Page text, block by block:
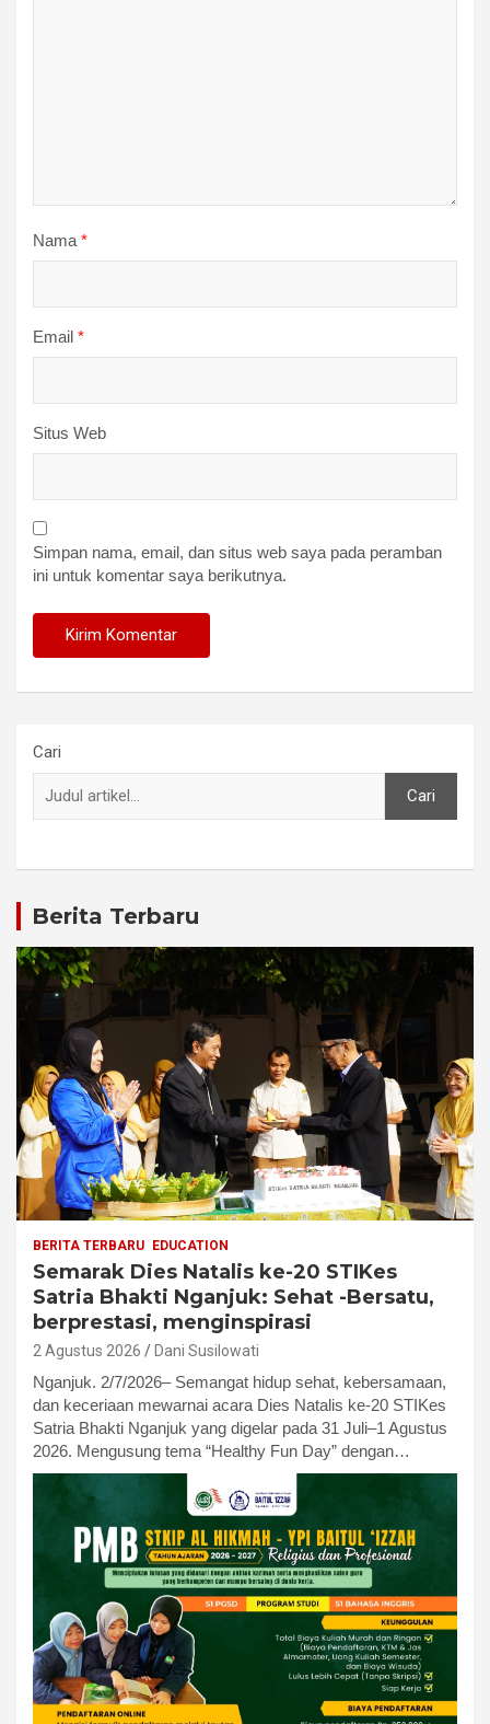
Nama *
Email *
Situs Web
Simpan nama, email, dan situs web saya pada peramban
ini untuk komentar saya berikutnya.
Cari
Cari
Berita Terbaru
BERITA TERBARU EDUCATION
Semarak Dies Natalis ke-20 STIKes
Satria Bhakti Nganjuk: Sehat -Bersatu,
berprestasi, menginspirasi
2 Agustus 2026 Dani Susilowati
Nganjuk. 2/7/2026– Semangat hidup sehat, kebersamaan,
dan keceriaan mewarnai acara Dies Natalis ke-20 STIKes
Satria Bhakti Nganjuk yang digelar pada 31 Juli–1 Agustus
2026. Mengusung tema “Healthy Fun Day” dengan…